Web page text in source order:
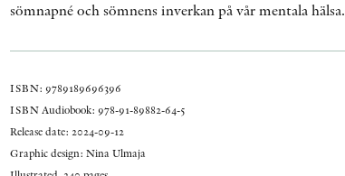
sömnapné och sömnens inverkan på vår mentala hälsa.
ISBN: 9789189696396
ISBN Audiobook: 978-91-89882-64-5
Release date: 2024-09-12
Graphic design: Nina Ulmaja